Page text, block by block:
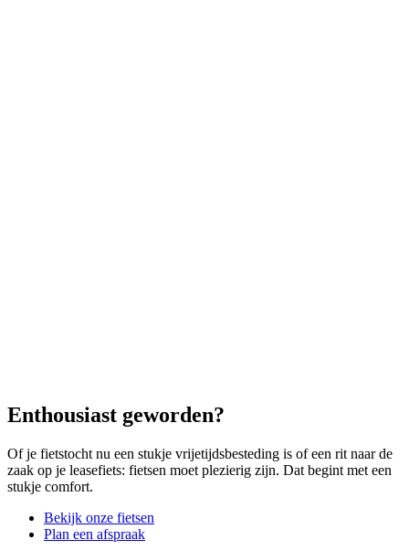
Enthousiast geworden?
Of je fietstocht nu een stukje vrijetijdsbesteding is of een rit naar de
zaak op je leasefiets: fietsen moet plezierig zijn. Dat begint met een
stukje comfort.
Bekijk onze fietsen
Plan een afspraak